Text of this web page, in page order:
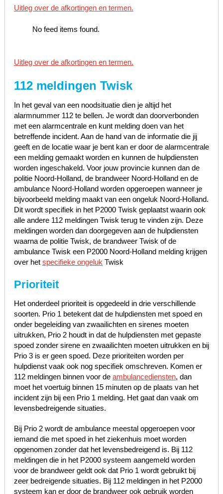
Uitleg over de afkortingen en termen.
No feed items found.
Uitleg over de afkortingen en termen.
112 meldingen Twisk
In het geval van een noodsituatie dien je altijd het
alarmnummer 112 te bellen. Je wordt dan doorverbonden
met een alarmcentrale en kunt melding doen van het
betreffende incident. Aan de hand van de informatie die jij
geeft en de locatie waar je bent kan er door de alarmcentrale
een melding gemaakt worden en kunnen de hulpdiensten
worden ingeschakeld. Voor jouw provincie kunnen dan de
politie Noord-Holland, de brandweer Noord-Holland en de
ambulance Noord-Holland worden opgeroepen wanneer je
bijvoorbeeld melding maakt van een ongeluk Noord-Holland.
Dit wordt specifiek in het P2000 Twisk geplaatst waarin ook
alle andere 112 meldingen Twisk terug te vinden zijn. Deze
meldingen worden dan doorgegeven aan de hulpdiensten
waarna de politie Twisk, de brandweer Twisk of de
ambulance Twisk een P2000 Noord-Holland melding krijgen
over het specifieke ongeluk Twisk
Prioriteit
Het onderdeel prioriteit is opgedeeld in drie verschillende
soorten. Prio 1 betekent dat de hulpdiensten met spoed en
onder begeleiding van zwaailichten en sirenes moeten
uitrukken, Prio 2 houdt in dat de hulpdiensten met gepaste
spoed zonder sirene en zwaailichten moeten uitrukken en bij
Prio 3 is er geen spoed. Deze prioriteiten worden per
hulpdienst vaak ook nog specifiek omschreven. Komen er
112 meldingen binnen voor de ambulancediensten, dan
moet het voertuig binnen 15 minuten op de plaats van het
incident zijn bij een Prio 1 melding. Het gaat dan vaak om
levensbedreigende situaties.
Bij Prio 2 wordt de ambulance meestal opgeroepen voor
iemand die met spoed in het ziekenhuis moet worden
opgenomen zonder dat het levensbedreigend is. Bij 112
meldingen die in het P2000 systeem aangemeld worden
voor de brandweer geldt ook dat Prio 1 wordt gebruikt bij
zeer bedreigende situaties. Bij 112 meldingen in het P2000
systeem kan er door de brandweer ook gebruik worden